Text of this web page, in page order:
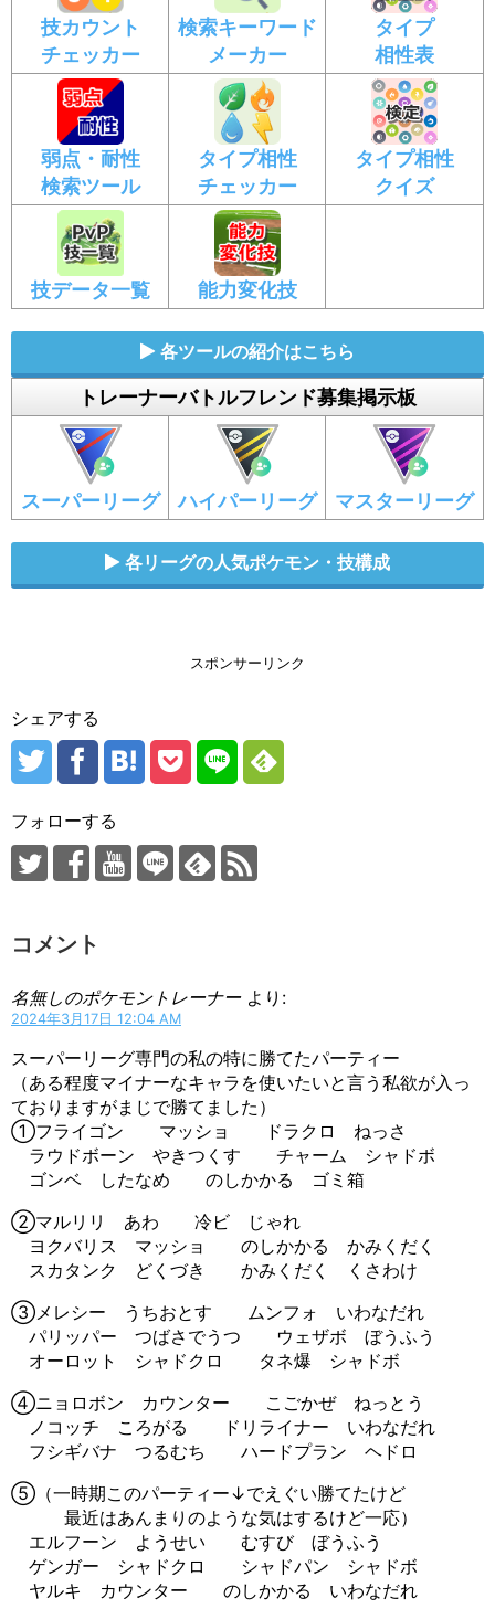
技カウント
チェッカー
検索キーワード
メーカー
タイプ
相性表
弱点・耐性
検索ツール
タイプ相性
チェッカー
タイプ相性
クイズ
技データ一覧 能力変化技
各ツールの紹介はこちら
トレーナーバトルフレンド募集掲示板
スーパーリーグ ハイパーリーグ マスターリーグ
各リーグの人気ポケモン・技構成
スポンサーリンク
シェアする
フォローする
コメント
名無しのポケモントレーナー より:
2024年3月17日 12:04 AM
スーパーリーグ専門の私の特に勝てたパーティー
（ある程度マイナーなキャラを使いたいと言う私欲が入っ
ておりますがまじで勝てました）
①フライゴン マッショ ドラクロ ねっさ
ラウドボーン やきつくす チャーム シャドボ
ゴンベ したなめ のしかかる ゴミ箱
②マルリリ あわ 冷ビ じゃれ
ヨクバリス マッショ のしかかる かみくだく
スカタンク どくづき かみくだく くさわけ
③メレシー うちおとす ムンフォ いわなだれ
パリッパー つばさでうつ ウェザボ ぼうふう
オーロット シャドクロ タネ爆 シャドボ
④ニョロボン カウンター こごかぜ ねっとう
ノコッチ ころがる ドリライナー いわなだれ
フシギバナ つるむち ハードプラン ヘドロ
⑤（一時期このパーティー↓でえぐい勝てたけど
最近はあんまりのような気はするけど一応）
エルフーン ようせい むすび ぼうふう
ゲンガー シャドクロ シャドパン シャドボ
ヤルキ カウンター のしかかる いわなだれ